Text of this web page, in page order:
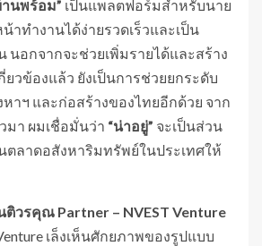
านพร้อม” เป็นแพลตฟอร์มสำหรับนาย
าทำงานได้ง่ายรวดเร็วและเป็น
นอกจากจะช่วยเพิ่มรายได้และสร้าง
วข้องแล้ว ยังเป็นการช่วยยกระดับ
าฯ และก่อสร้างของไทยอีกด้วย จาก
มา ผมเชื่อมั่นว่า “น่าอยู่” จะเป็นส่วน
ลาดอสังหาริมทรัพย์ในประเทศให้
ติวรคุณ Partner – NVEST Venture
เล็งเห็นศักยภาพของรูปแบบ